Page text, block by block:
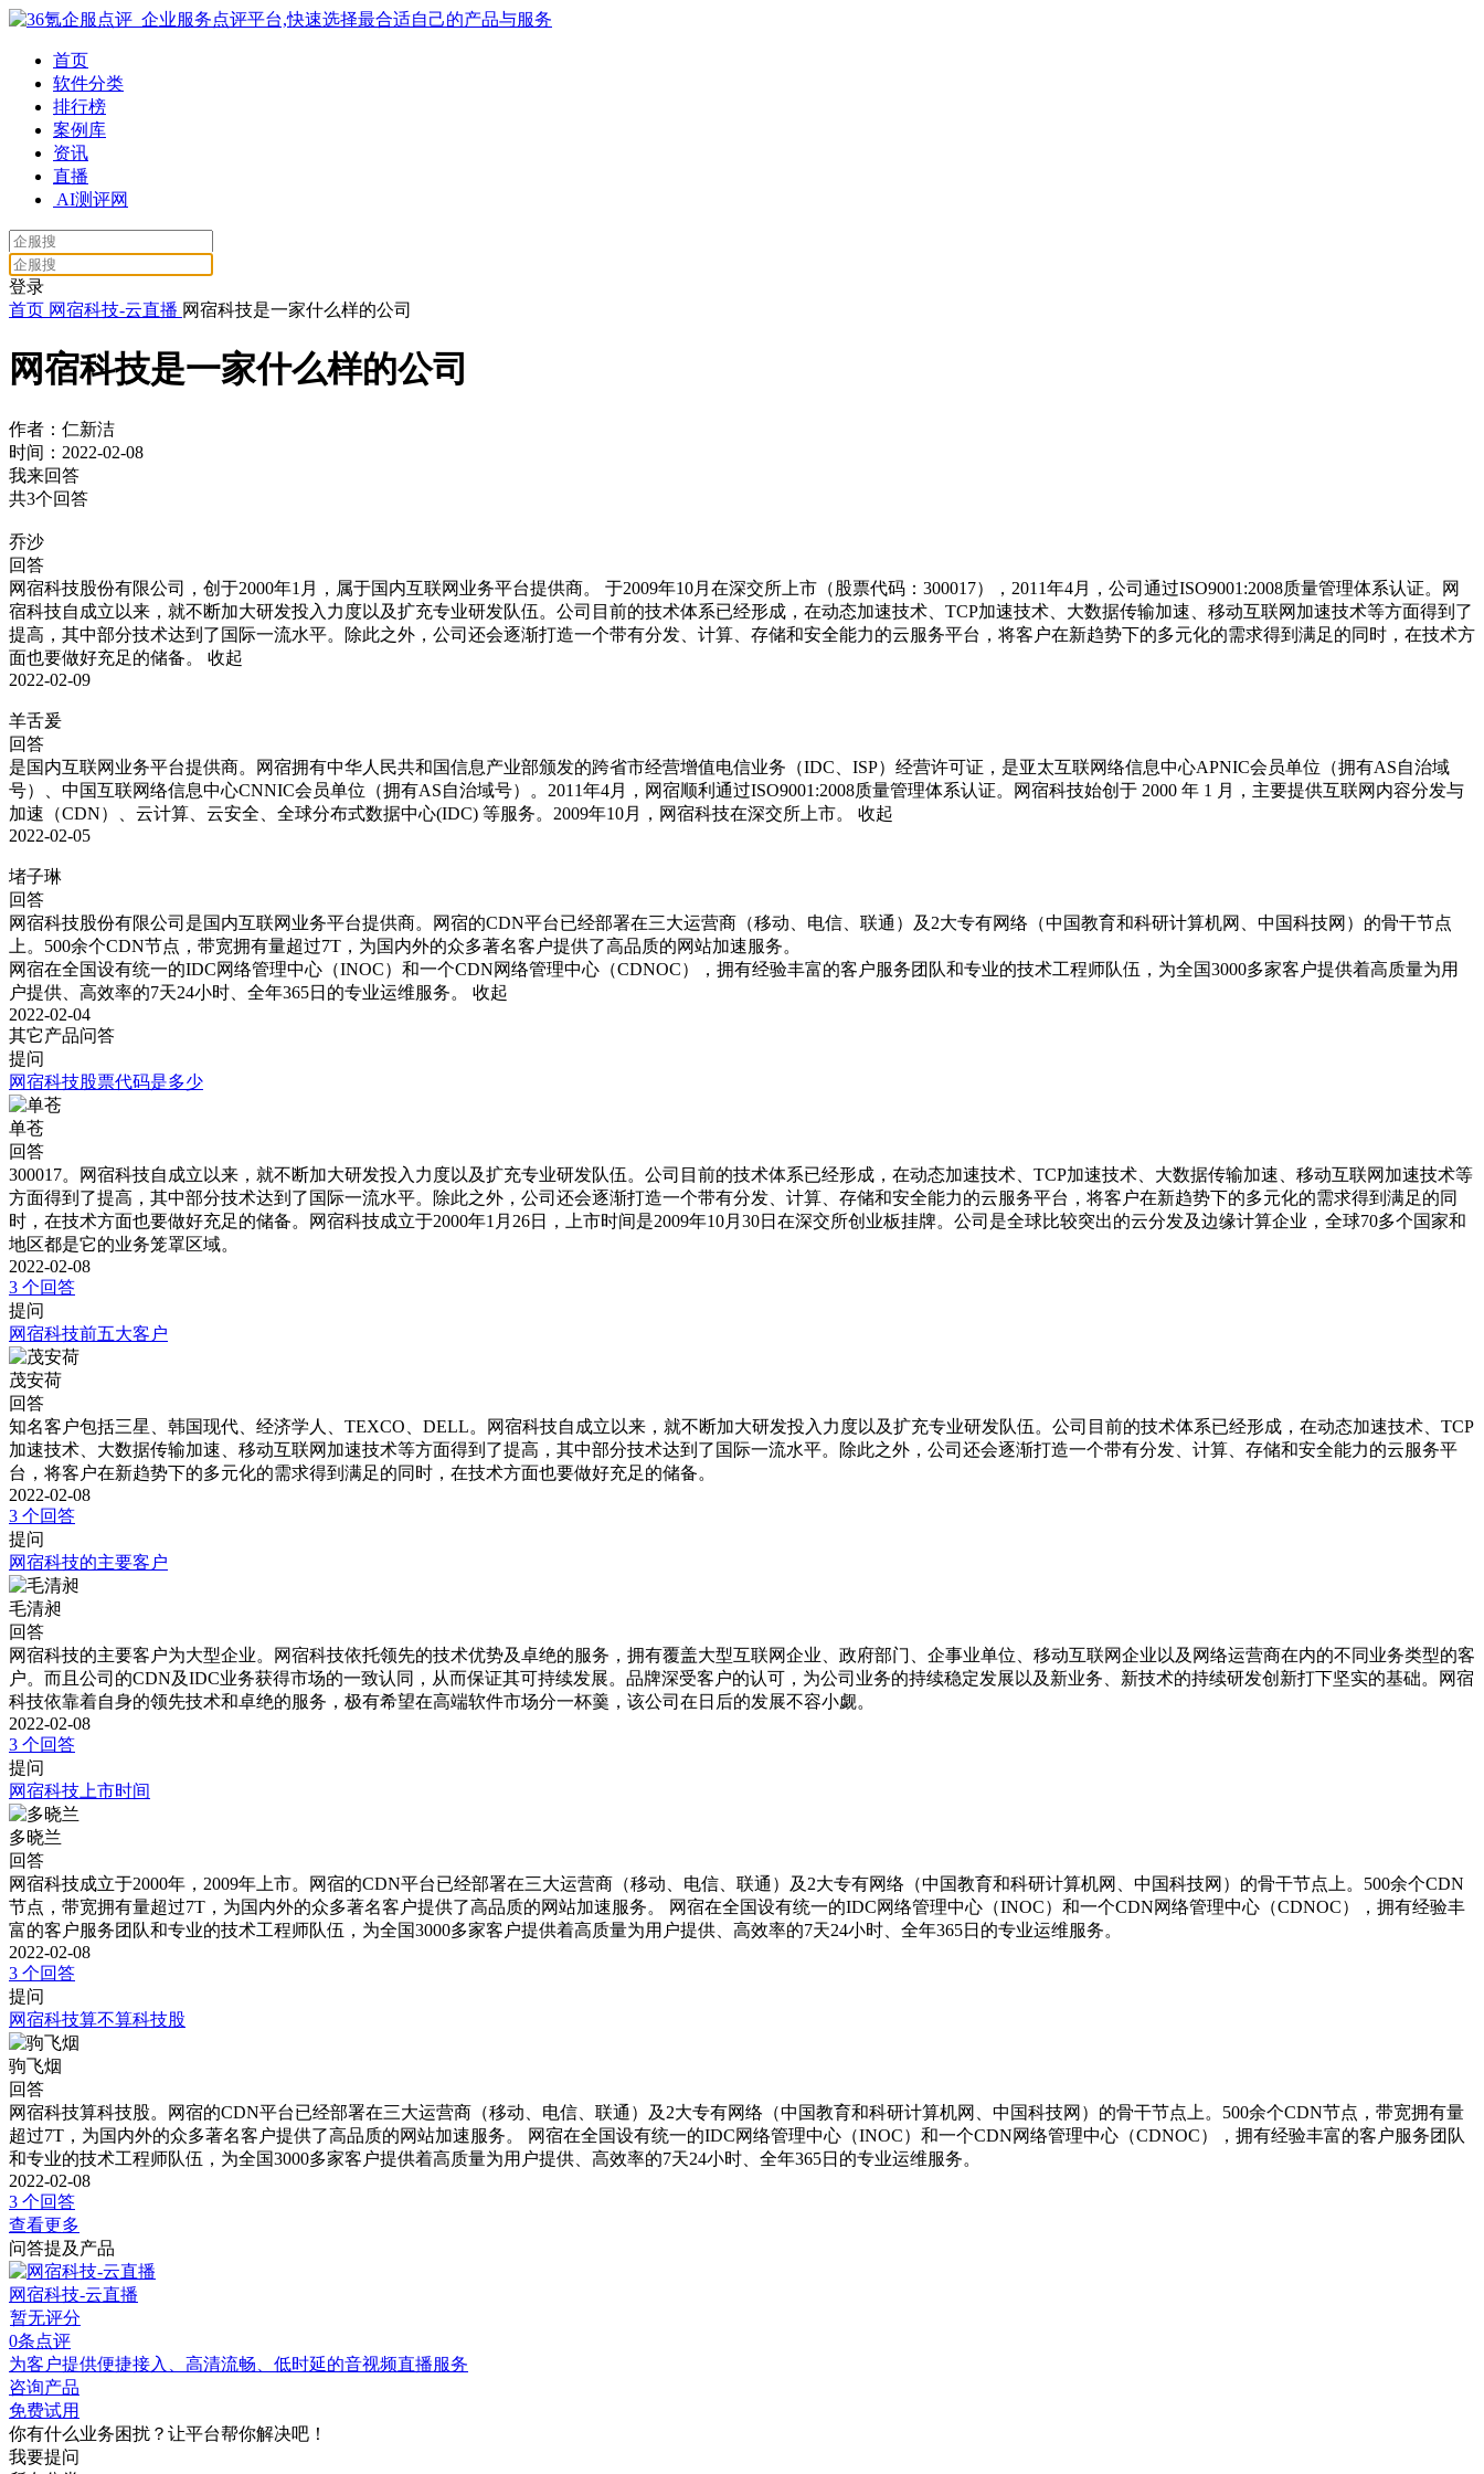
首页
软件分类
排行榜
案例库
资讯
直播
AI测评网
登录
首页 网宿科技-云直播 网宿科技是一家什么样的公司
网宿科技是一家什么样的公司
作者：仁新洁
时间：2022-02-08
我来回答
共3个回答
乔沙
回答
网宿科技股份有限公司，创于2000年1月，属于国内互联网业务平台提供商。 于2009年10月在深交所上市（股票代码：300017），2011年4月，公司通过ISO9001:2008质量管理体系认证。网
宿科技自成立以来，就不断加大研发投入力度以及扩充专业研发队伍。公司目前的技术体系已经形成，在动态加速技术、TCP加速技术、大数据传输加速、移动互联网加速技术等方面得到了
提高，其中部分技术达到了国际一流水平。除此之外，公司还会逐渐打造一个带有分发、计算、存储和安全能力的云服务平台，将客户在新趋势下的多元化的需求得到满足的同时，在技术方
面也要做好充足的储备。
收起
2022-02-09
羊舌爰
回答
是国内互联网业务平台提供商。网宿拥有中华人民共和国信息产业部颁发的跨省市经营增值电信业务（IDC、ISP）经营许可证，是亚太互联网络信息中心APNIC会员单位（拥有AS自治域
号）、中国互联网络信息中心CNNIC会员单位（拥有AS自治域号）。2011年4月，网宿顺利通过ISO9001:2008质量管理体系认证。网宿科技始创于 2000 年 1 月，主要提供互联网内容分发与
加速（CDN）、云计算、云安全、全球分布式数据中心(IDC) 等服务。2009年10月，网宿科技在深交所上市。
收起
2022-02-05
堵子琳
回答
网宿科技股份有限公司是国内互联网业务平台提供商。网宿的CDN平台已经部署在三大运营商（移动、电信、联通）及2大专有网络（中国教育和科研计算机网、中国科技网）的骨干节点
上。500余个CDN节点，带宽拥有量超过7T，为国内外的众多著名客户提供了高品质的网站加速服务。
网宿在全国设有统一的IDC网络管理中心（INOC）和一个CDN网络管理中心（CDNOC），拥有经验丰富的客户服务团队和专业的技术工程师队伍，为全国3000多家客户提供着高质量为用
户提供、高效率的7天24小时、全年365日的专业运维服务。
收起
2022-02-04
其它产品问答
提问
网宿科技股票代码是多少
单苍
回答
300017。网宿科技自成立以来，就不断加大研发投入力度以及扩充专业研发队伍。公司目前的技术体系已经形成，在动态加速技术、TCP加速技术、大数据传输加速、移动互联网加速技术等
方面得到了提高，其中部分技术达到了国际一流水平。除此之外，公司还会逐渐打造一个带有分发、计算、存储和安全能力的云服务平台，将客户在新趋势下的多元化的需求得到满足的同
时，在技术方面也要做好充足的储备。网宿科技成立于2000年1月26日，上市时间是2009年10月30日在深交所创业板挂牌。公司是全球比较突出的云分发及边缘计算企业，全球70多个国家和
地区都是它的业务笼罩区域。
2022-02-08
3 个回答
提问
网宿科技前五大客户
茂安荷
回答
知名客户包括三星、韩国现代、经济学人、TEXCO、DELL。网宿科技自成立以来，就不断加大研发投入力度以及扩充专业研发队伍。公司目前的技术体系已经形成，在动态加速技术、TCP
加速技术、大数据传输加速、移动互联网加速技术等方面得到了提高，其中部分技术达到了国际一流水平。除此之外，公司还会逐渐打造一个带有分发、计算、存储和安全能力的云服务平
台，将客户在新趋势下的多元化的需求得到满足的同时，在技术方面也要做好充足的储备。
2022-02-08
3 个回答
提问
网宿科技的主要客户
毛清昶
回答
网宿科技的主要客户为大型企业。网宿科技依托领先的技术优势及卓绝的服务，拥有覆盖大型互联网企业、政府部门、企事业单位、移动互联网企业以及网络运营商在内的不同业务类型的客
户。而且公司的CDN及IDC业务获得市场的一致认同，从而保证其可持续发展。品牌深受客户的认可，为公司业务的持续稳定发展以及新业务、新技术的持续研发创新打下坚实的基础。网宿
科技依靠着自身的领先技术和卓绝的服务，极有希望在高端软件市场分一杯羹，该公司在日后的发展不容小觑。
2022-02-08
3 个回答
提问
网宿科技上市时间
多晓兰
回答
网宿科技成立于2000年，2009年上市。网宿的CDN平台已经部署在三大运营商（移动、电信、联通）及2大专有网络（中国教育和科研计算机网、中国科技网）的骨干节点上。500余个CDN
节点，带宽拥有量超过7T，为国内外的众多著名客户提供了高品质的网站加速服务。 网宿在全国设有统一的IDC网络管理中心（INOC）和一个CDN网络管理中心（CDNOC），拥有经验丰
富的客户服务团队和专业的技术工程师队伍，为全国3000多家客户提供着高质量为用户提供、高效率的7天24小时、全年365日的专业运维服务。
2022-02-08
3 个回答
提问
网宿科技算不算科技股
驹飞烟
回答
网宿科技算科技股。网宿的CDN平台已经部署在三大运营商（移动、电信、联通）及2大专有网络（中国教育和科研计算机网、中国科技网）的骨干节点上。500余个CDN节点，带宽拥有量
超过7T，为国内外的众多著名客户提供了高品质的网站加速服务。 网宿在全国设有统一的IDC网络管理中心（INOC）和一个CDN网络管理中心（CDNOC），拥有经验丰富的客户服务团队
和专业的技术工程师队伍，为全国3000多家客户提供着高质量为用户提供、高效率的7天24小时、全年365日的专业运维服务。
2022-02-08
3 个回答
查看更多
问答提及产品
网宿科技-云直播
暂无评分
0条点评
为客户提供便捷接入、高清流畅、低时延的音视频直播服务
咨询产品
免费试用
你有什么业务困扰？让平台帮你解决吧！
我要提问